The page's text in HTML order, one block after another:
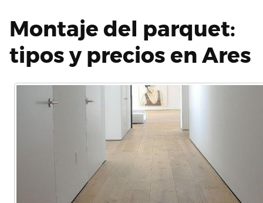
Montaje del parquet:
tipos y precios en Ares